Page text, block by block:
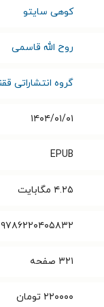
کوهی سایتو
روح الله قاسمی
گروه انتشاراتی
۱۴۰۴/۰۱/۰۱
EPUB
۴.۲۵ مگابایت
۹۷۸۶۲۲۰۴۰۵۸۳۲
۳۲۱ صفحه
۲۲۰۰۰۰ تومان